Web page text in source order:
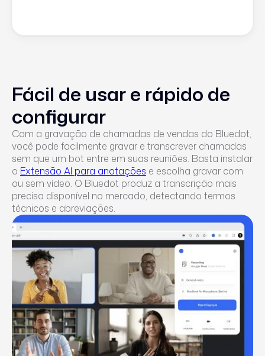
Fácil de usar e rápido de
configurar
Com a gravação de chamadas de vendas do Bluedot,
você pode facilmente gravar e transcrever chamadas
sem que um bot entre em suas reuniões. Basta instalar
o Extensão AI para anotações e escolha gravar com
ou sem vídeo. O Bluedot produz a transcrição mais
precisa disponível no mercado, detectando termos
técnicos e abreviações.